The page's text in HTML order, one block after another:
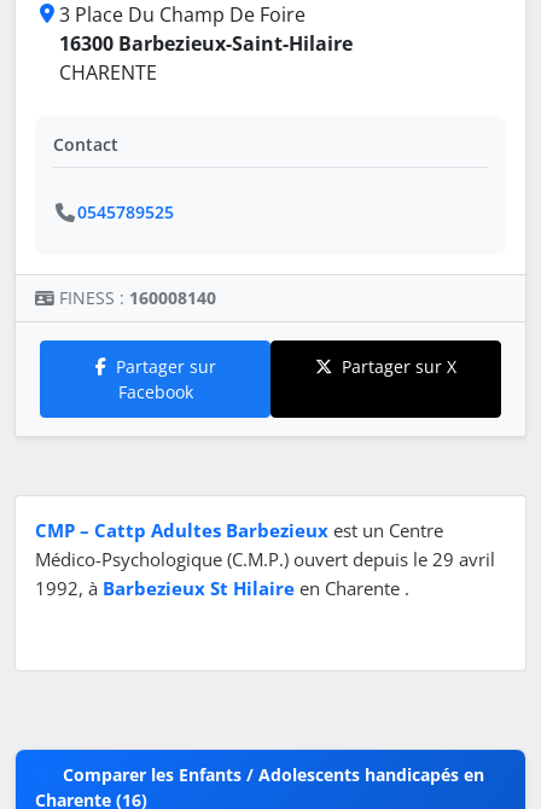
3 Place Du Champ De Foire
16300 Barbezieux-Saint-Hilaire
CHARENTE
Contact
0545789525
FINESS : 160008140
Partager sur
Facebook
Partager sur X
CMP – Cattp Adultes Barbezieux est un Centre
Médico-Psychologique (C.M.P.) ouvert depuis le 29 avril
1992, à Barbezieux St Hilaire en Charente .
Comparer les Enfants / Adolescents handicapés en
Charente (16)